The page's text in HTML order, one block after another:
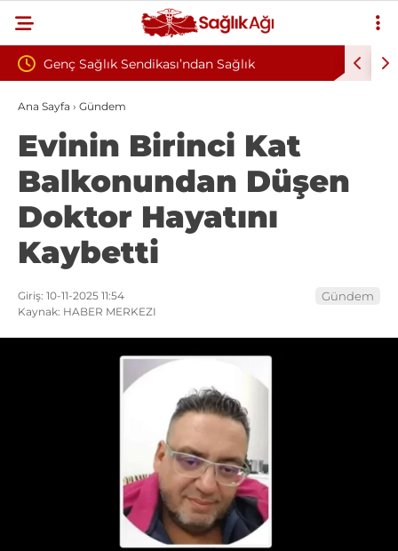
Sağlık
Şiddete Tepki: “Korkuyla
İstiyoruz”
Çankırı Devlet Hastanesi’nde
Ana Sayfa › Gündem
Evinin Birinci Kat
Balkonundan Düşen
Doktor Hayatını
Kaybetti
Giriş: 10-11-2025 11:54
Kaynak: HABER MERKEZI
Gündem